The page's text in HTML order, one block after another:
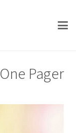
One Pager